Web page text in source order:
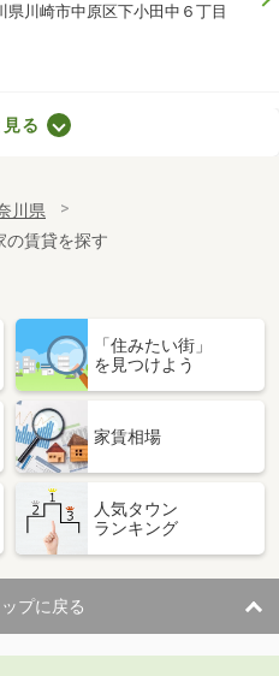
県川崎市中原区下小田中６丁目
目
万円
県大和市西鶴間１丁目
中６丁目
県川崎市中原区上小田中６丁目
る
川県
の賃貸を探す
「住みたい街」
を見つけよう
家賃相場
人気タウン
ランキング
プに戻る